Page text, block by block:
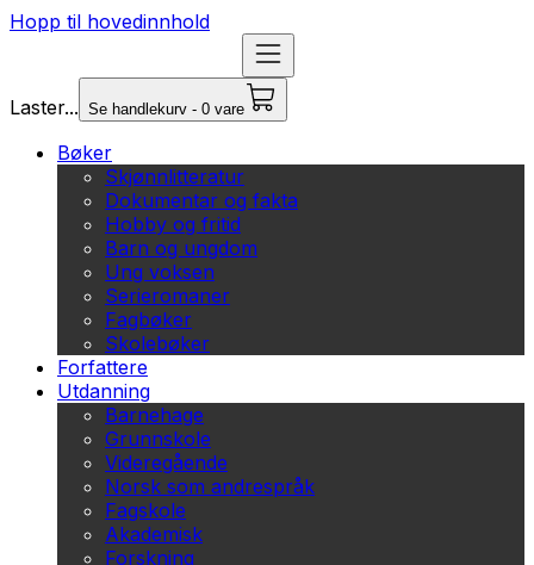
Hopp til hovedinnhold
Laster... Se handlekurv - 0 vare
Bøker
Skjønnlitteratur
Dokumentar og fakta
Hobby og fritid
Barn og ungdom
Ung voksen
Serieromaner
Fagbøker
Skolebøker
Forfattere
Utdanning
Barnehage
Grunnskole
Videregående
Norsk som andrespråk
Fagskole
Akademisk
Forskning